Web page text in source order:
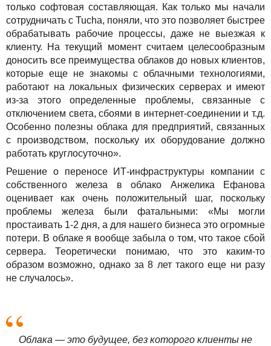
только софтовая составляющая. Как только мы начали
сотрудничать с Tucha, поняли, что это позволяет быстрее
обрабатывать рабочие процессы, даже не выезжая к
клиенту. На текущий момент считаем целесообразным
доносить все преимущества облаков до новых клиентов,
которые еще не знакомы с облачными технологиями,
работают на локальных физических серверах и имеют
из-за этого определенные проблемы, связанные с
отключением света, сбоями в интернет-соединении и т.д.
Особенно полезны облака для предприятий, связанных
с производством, поскольку их оборудование должно
работать круглосуточно».
Решение о переносе ИТ-инфраструктуры компании с
собственного железа в облако Анжелика Ефанова
оценивает как очень положительный шаг, поскольку
проблемы железа были фатальными: «Мы могли
простаивать 1-2 дня, а для нашего бизнеса это огромные
потери. В облаке я вообще забыла о том, что такое сбой
сервера. Теоретически понимаю, что это каким-то
образом возможно, однако за 8 лет такого еще ни разу
не случалось».
Облака — это будущее, без которого клиенты не